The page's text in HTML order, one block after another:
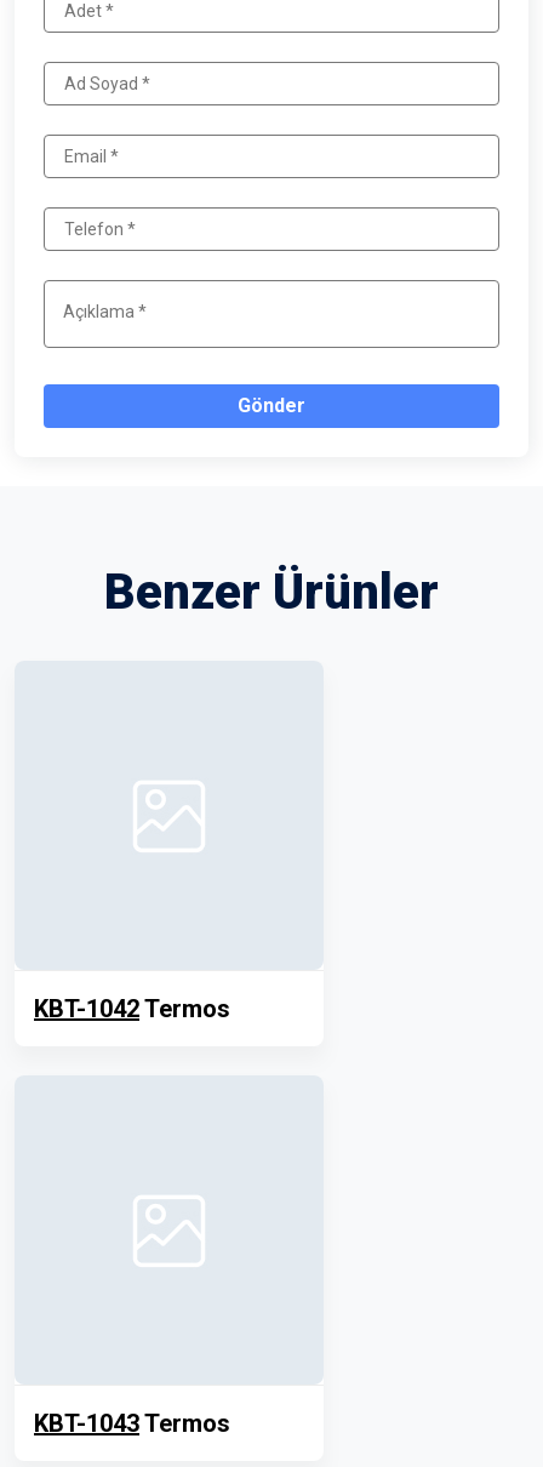
Gönder
Benzer Ürünler
KBT-1042Termos
KBT-1043Termos